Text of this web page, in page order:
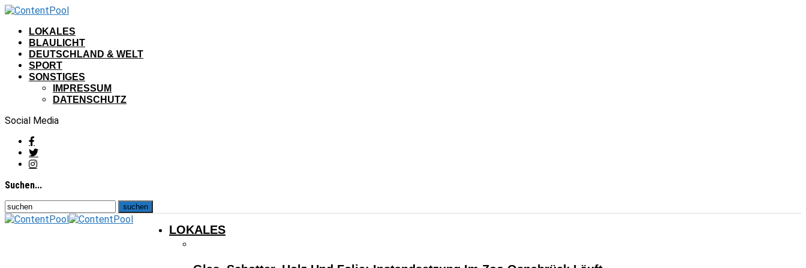
LOKALES
BLAULICHT
DEUTSCHLAND & WELT
SPORT
SONSTIGES
IMPRESSUM
DATENSCHUTZ
Social Media
Suchen...
LOKALES